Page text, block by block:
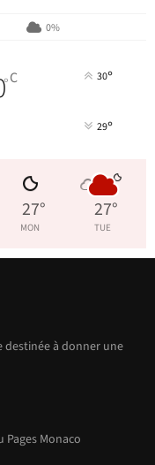
0%
°C 30°
29°
27°
MON
27°
TUE
à donner une
Monaco